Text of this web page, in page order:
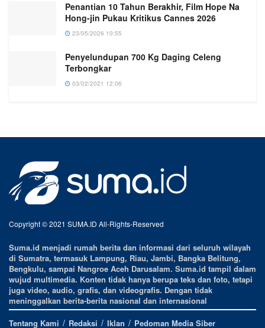
Penantian 10 Tahun Berakhir, Film Hope Na
Hong-jin Pukau Kritikus Cannes 2026
23/05/2026 10:55
Penyelundupan 700 Kg Daging Celeng
Terbongkar
03/02/2021 12:06
Copyright © 2021 SUMA.ID All-Rights-Reserved
Suma.id menjadi rumah berita dan informasi dari seluruh wilayah
di Sumatra, termasuk Lampung, Riau, Jambi, Bangka Belitung,
Bengkulu, sampai Nangroe Aceh Darusalam. Suma.id tampil dalam
wujud multimedia. Konten tidak hanya berupa teks dan foto, tetapi
juga video, audio, grafis, dan videografis. Dengan tidak
meninggalkan berita-berita nasional dan internasional
Tentang Kami
Redaksi Iklan Pedoman Media Siber